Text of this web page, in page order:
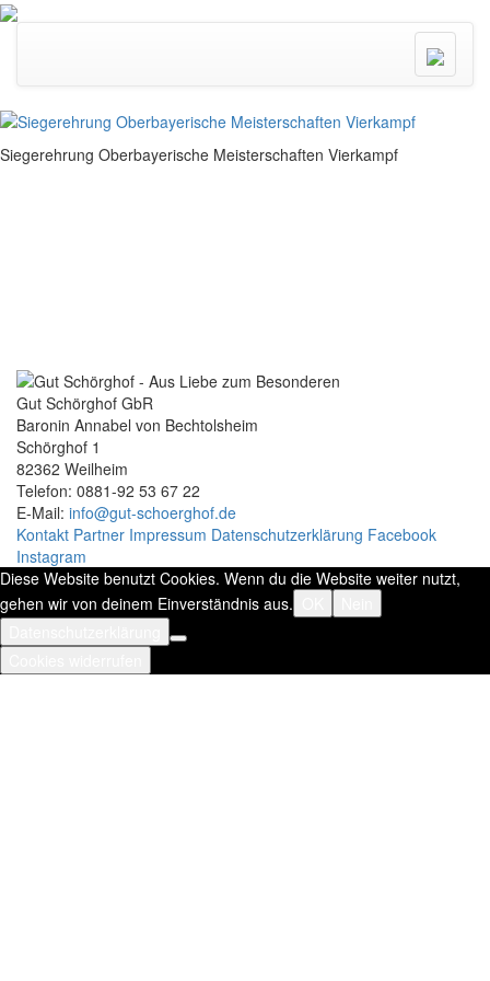
Menü
ein/
Siegerehrung Oberbayerische Meisterschaften Vierkampf
Gut Schörghof GbR
Baronin Annabel von Bechtolsheim
Schörghof 1
82362 Weilheim
Telefon: 0881-92 53 67 22
E-Mail: info@gut-schoerghof.de
Kontakt Partner Impressum Datenschutzerklärung Facebook
Instagram
Diese Website benutzt Cookies. Wenn du die Website weiter nutzt,
gehen wir von deinem Einverständnis aus.